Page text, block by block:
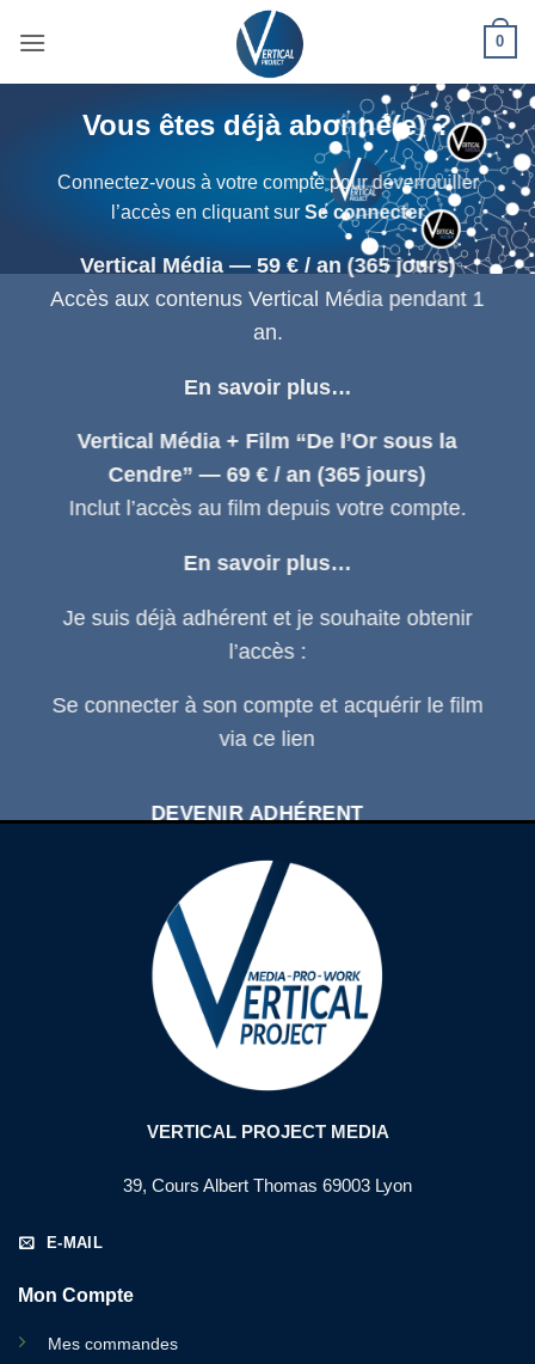
0
Vous êtes déjà abonné(e) ?
Connectez-vous à votre compte pour déverrouiller
l’accès en cliquant sur Se connecter
Vertical Média — 59 € / an (365 jours)
Accès aux contenus Vertical Média pendant 1
an.
En savoir plus…
Vertical Média + Film “De l’Or sous la
Cendre” — 69 € / an (365 jours)
Inclut l’accès au film depuis votre compte.
En savoir plus…
Je suis déjà adhérent et je souhaite obtenir
l’accès :
Se connecterà son compte et acquérir le film
via ce lien
DEVENIR ADHÉRENT
SE CONNECTER À SON COMPTE
D'ADHÉRENT
VERTICAL PROJECT MEDIA
39, Cours Albert Thomas 69003 Lyon
E-MAIL
Mon Compte
Mes commandes